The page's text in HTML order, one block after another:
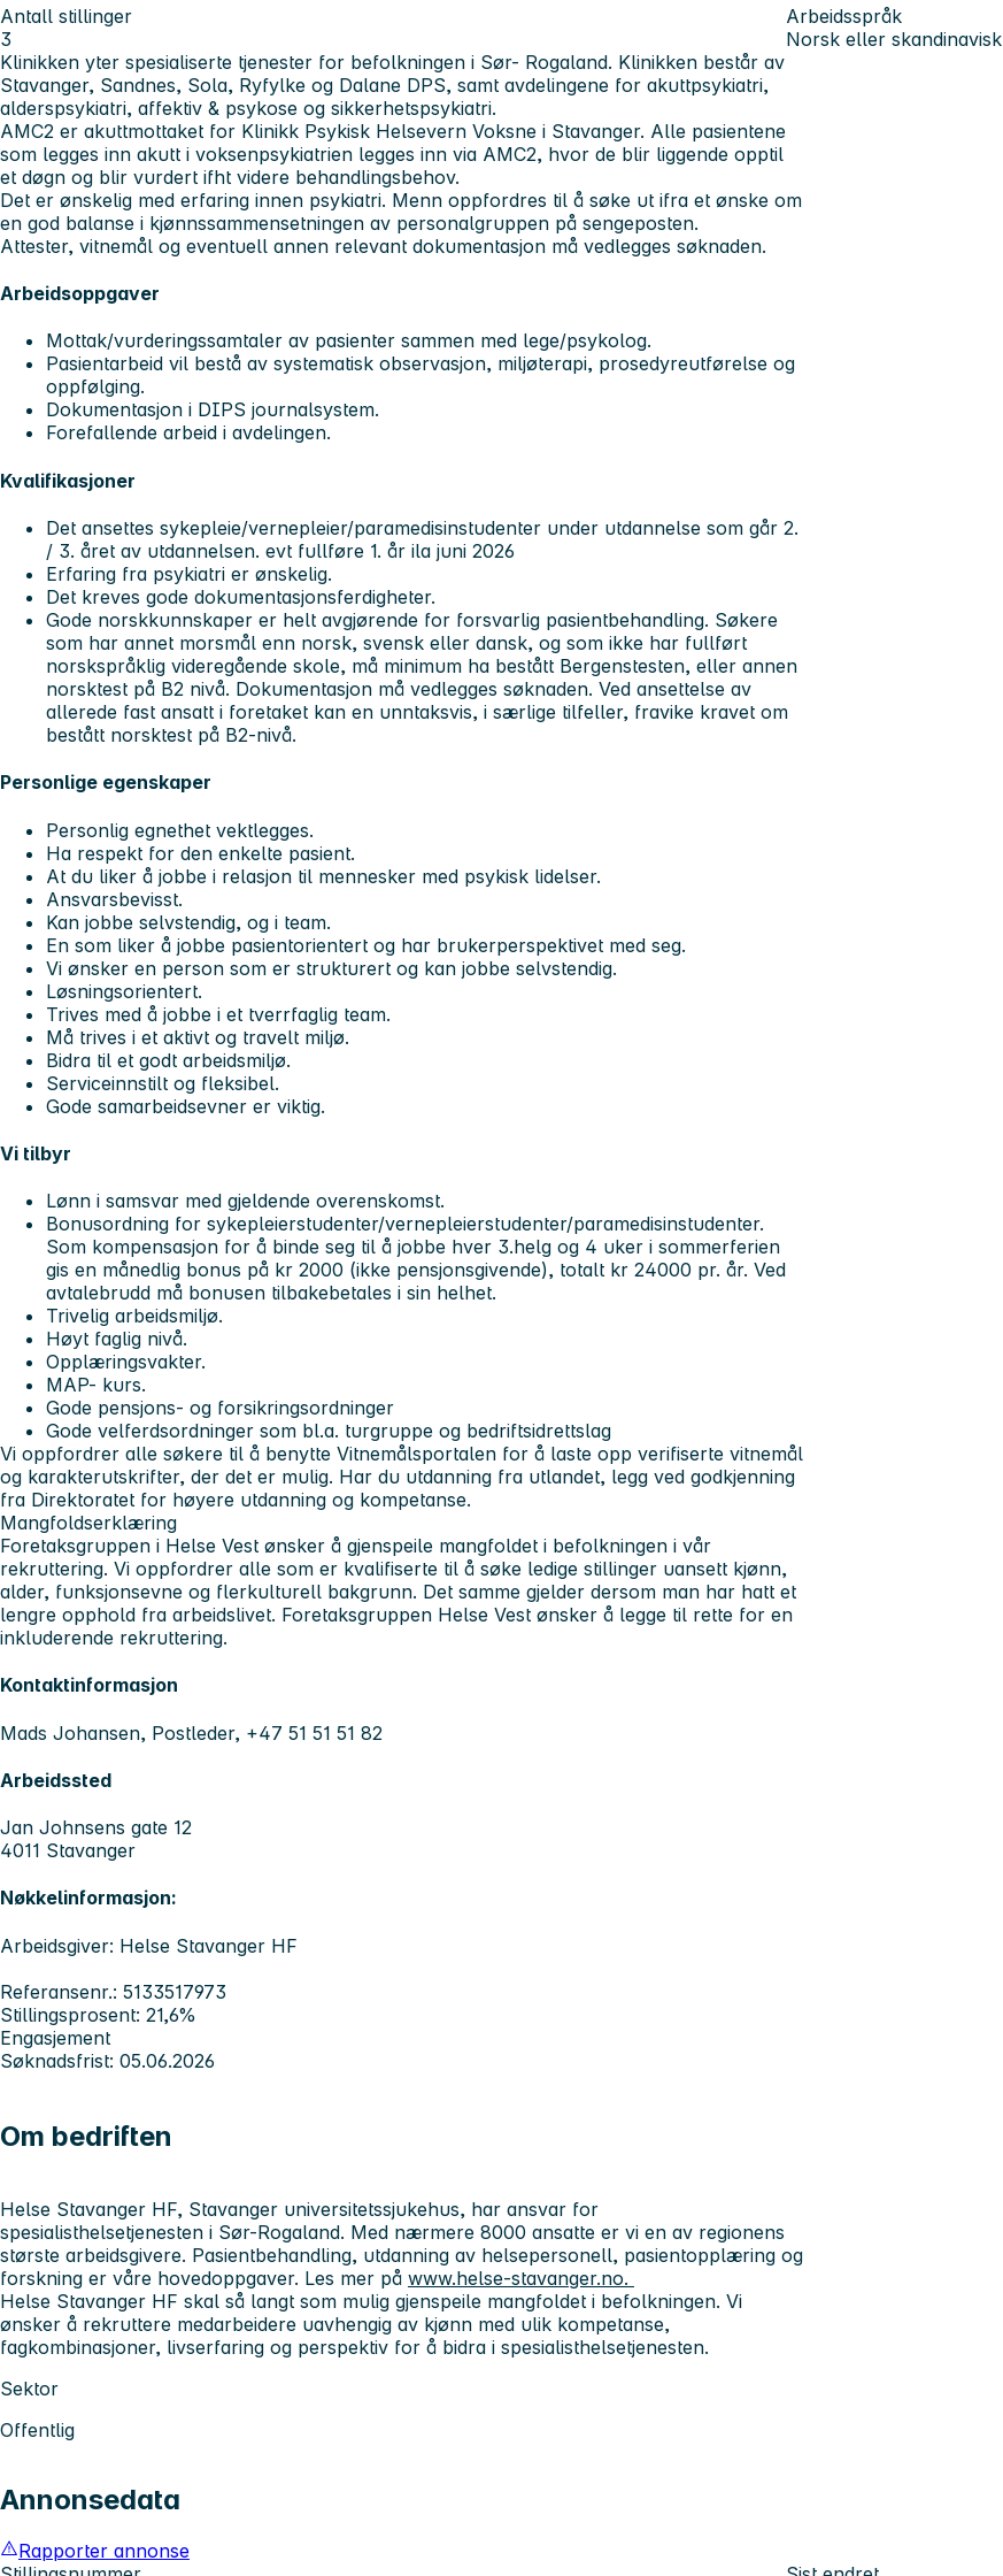
Antall stillinger
3
Arbeidsspråk
Norsk eller skandinavisk
Klinikken yter spesialiserte tjenester for befolkningen i Sør- Rogaland. Klinikken består av
Stavanger, Sandnes, Sola, Ryfylke og Dalane DPS, samt avdelingene for akuttpsykiatri,
alderspsykiatri, affektiv & psykose og sikkerhetspsykiatri.
AMC2 er akuttmottaket for Klinikk Psykisk Helsevern Voksne i Stavanger. Alle pasientene
som legges inn akutt i voksenpsykiatrien legges inn via AMC2, hvor de blir liggende opptil
et døgn og blir vurdert ifht videre behandlingsbehov.
Det er ønskelig med erfaring innen psykiatri. Menn oppfordres til å søke ut ifra et ønske om
en god balanse i kjønnssammensetningen av personalgruppen på sengeposten.
Attester, vitnemål og eventuell annen relevant dokumentasjon må vedlegges søknaden.
Arbeidsoppgaver
Mottak/vurderingssamtaler av pasienter sammen med lege/psykolog.
Pasientarbeid vil bestå av systematisk observasjon, miljøterapi, prosedyreutførelse og
oppfølging.
Dokumentasjon i DIPS journalsystem.
Forefallende arbeid i avdelingen.
Kvalifikasjoner
Det ansettes sykepleie/vernepleier/paramedisinstudenter under utdannelse som går 2.
/ 3. året av utdannelsen. evt fullføre 1. år ila juni 2026
Erfaring fra psykiatri er ønskelig.
Det kreves gode dokumentasjonsferdigheter.
Gode norskkunnskaper er helt avgjørende for forsvarlig pasientbehandling. Søkere
som har annet morsmål enn norsk, svensk eller dansk, og som ikke har fullført
norskspråklig videregående skole, må minimum ha bestått Bergenstesten, eller annen
norsktest på B2 nivå. Dokumentasjon må vedlegges søknaden. Ved ansettelse av
allerede fast ansatt i foretaket kan en unntaksvis, i særlige tilfeller, fravike kravet om
bestått norsktest på B2-nivå.
Personlige egenskaper
Personlig egnethet vektlegges.
Ha respekt for den enkelte pasient.
At du liker å jobbe i relasjon til mennesker med psykisk lidelser.
Ansvarsbevisst.
Kan jobbe selvstendig, og i team.
En som liker å jobbe pasientorientert og har brukerperspektivet med seg.
Vi ønsker en person som er strukturert og kan jobbe selvstendig.
Løsningsorientert.
Trives med å jobbe i et tverrfaglig team.
Må trives i et aktivt og travelt miljø.
Bidra til et godt arbeidsmiljø.
Serviceinnstilt og fleksibel.
Gode samarbeidsevner er viktig.
Vi tilbyr
Lønn i samsvar med gjeldende overenskomst.
Bonusordning for sykepleierstudenter/vernepleierstudenter/paramedisinstudenter.
Som kompensasjon for å binde seg til å jobbe hver 3.helg og 4 uker i sommerferien
gis en månedlig bonus på kr 2000 (ikke pensjonsgivende), totalt kr 24000 pr. år. Ved
avtalebrudd må bonusen tilbakebetales i sin helhet.
Trivelig arbeidsmiljø.
Høyt faglig nivå.
Opplæringsvakter.
MAP- kurs.
Gode pensjons- og forsikringsordninger
Gode velferdsordninger som bl.a. turgruppe og bedriftsidrettslag
Vi oppfordrer alle søkere til å benytte Vitnemålsportalen for å laste opp verifiserte vitnemål
og karakterutskrifter, der det er mulig. Har du utdanning fra utlandet, legg ved godkjenning
fra Direktoratet for høyere utdanning og kompetanse.
Mangfoldserklæring
Foretaksgruppen i Helse Vest ønsker å gjenspeile mangfoldet i befolkningen i vår
rekruttering. Vi oppfordrer alle som er kvalifiserte til å søke ledige stillinger uansett kjønn,
alder, funksjonsevne og flerkulturell bakgrunn. Det samme gjelder dersom man har hatt et
lengre opphold fra arbeidslivet. Foretaksgruppen Helse Vest ønsker å legge til rette for en
inkluderende rekruttering.
Kontaktinformasjon
Mads Johansen, Postleder, +47 51 51 51 82
Arbeidssted
Jan Johnsens gate 12
4011 Stavanger
Nøkkelinformasjon:
Arbeidsgiver: Helse Stavanger HF
Referansenr.: 5133517973
Stillingsprosent: 21,6%
Engasjement
Søknadsfrist: 05.06.2026
Om bedriften
Helse Stavanger HF, Stavanger universitetssjukehus, har ansvar for
spesialisthelsetjenesten i Sør-Rogaland. Med nærmere 8000 ansatte er vi en av regionens
største arbeidsgivere. Pasientbehandling, utdanning av helsepersonell, pasientopplæring og
forskning er våre hovedoppgaver. Les mer på www.helse-stavanger.no.
Helse Stavanger HF skal så langt som mulig gjenspeile mangfoldet i befolkningen. Vi
ønsker å rekruttere medarbeidere uavhengig av kjønn med ulik kompetanse,
fagkombinasjoner, livserfaring og perspektiv for å bidra i spesialisthelsetjenesten.
Sektor
Offentlig
Annonsedata
Rapporter annonse